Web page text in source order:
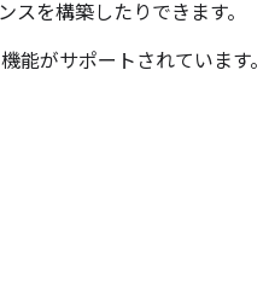
を構築したりできます。
能がサポートされています。